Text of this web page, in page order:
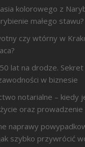
kolorowego z
małego stawu?
czy wtórny w
lat na drodze.
w biznesie
notarialne – kiedy
oraz prowadzenie
naprawy
szybko przywrócić